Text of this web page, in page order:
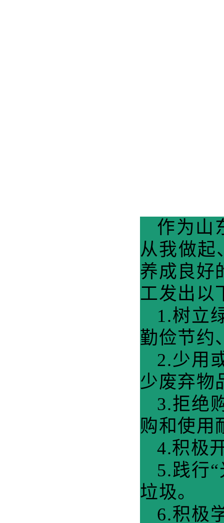
作为山
从我做起
养成良好
工发出以
1.树立
勤俭节约
2.少用
少废弃物
3.拒绝
购和 使用
4.积极
5.践行
垃圾。
6.积极